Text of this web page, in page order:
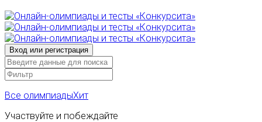
Все олимпиадыХит
Участвуйте и побеждайте